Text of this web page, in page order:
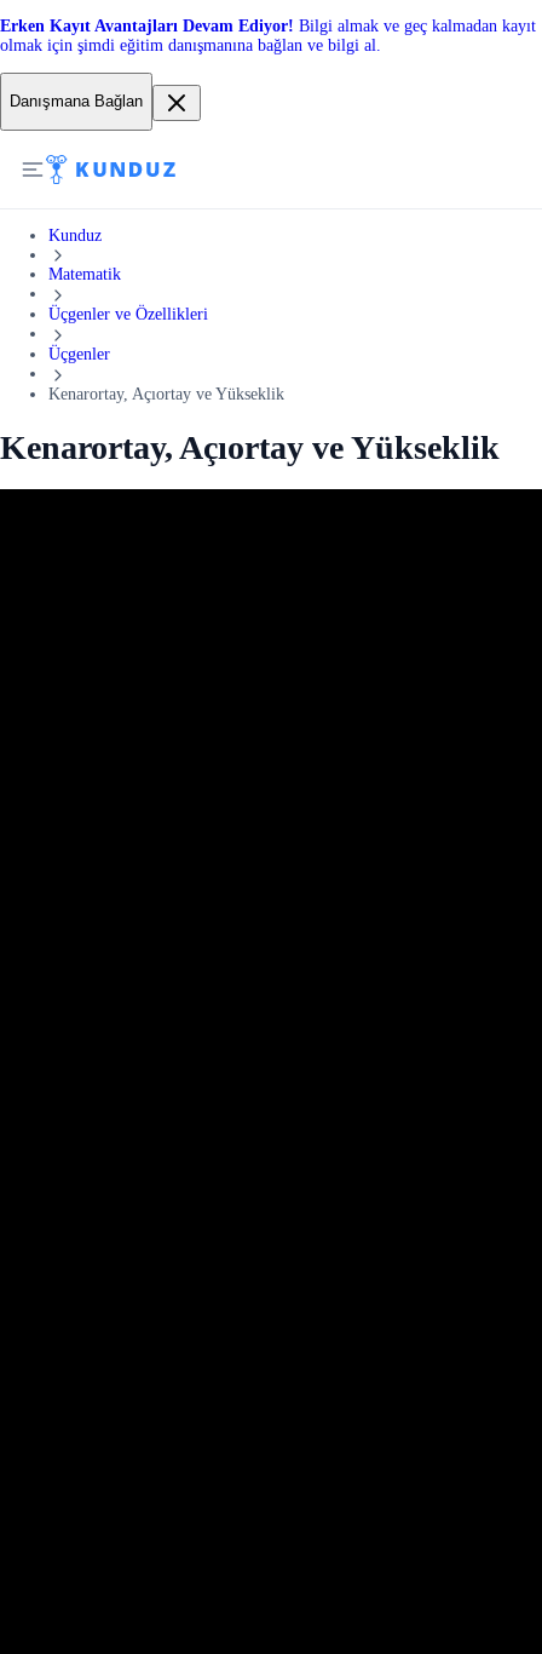
Erken Kayıt Avantajları Devam Ediyor! Bilgi almak ve geç kalmadan kayıt
olmak için şimdi eğitim danışmanına bağlan ve bilgi al.
Danışmana Bağlan
Kunduz
Matematik
Üçgenler ve Özellikleri
Üçgenler
Kenarortay, Açıortay ve Yükseklik
Kenarortay, Açıortay ve Yükseklik